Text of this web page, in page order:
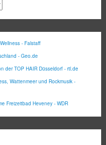
- Falstaff
- Geo.de
der TOP HAIR Düsseldorf - rtl.de
Wattenmeer und Rockmusik -
Freizeitbad Heveney - WDR